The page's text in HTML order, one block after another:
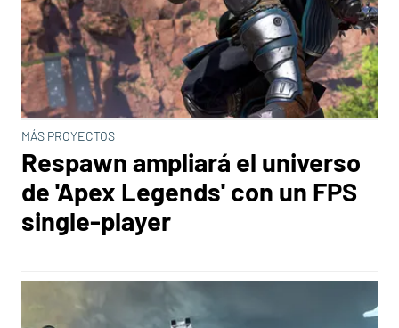
MÁS PROYECTOS
Respawn ampliará el universo
de 'Apex Legends' con un FPS
single-player